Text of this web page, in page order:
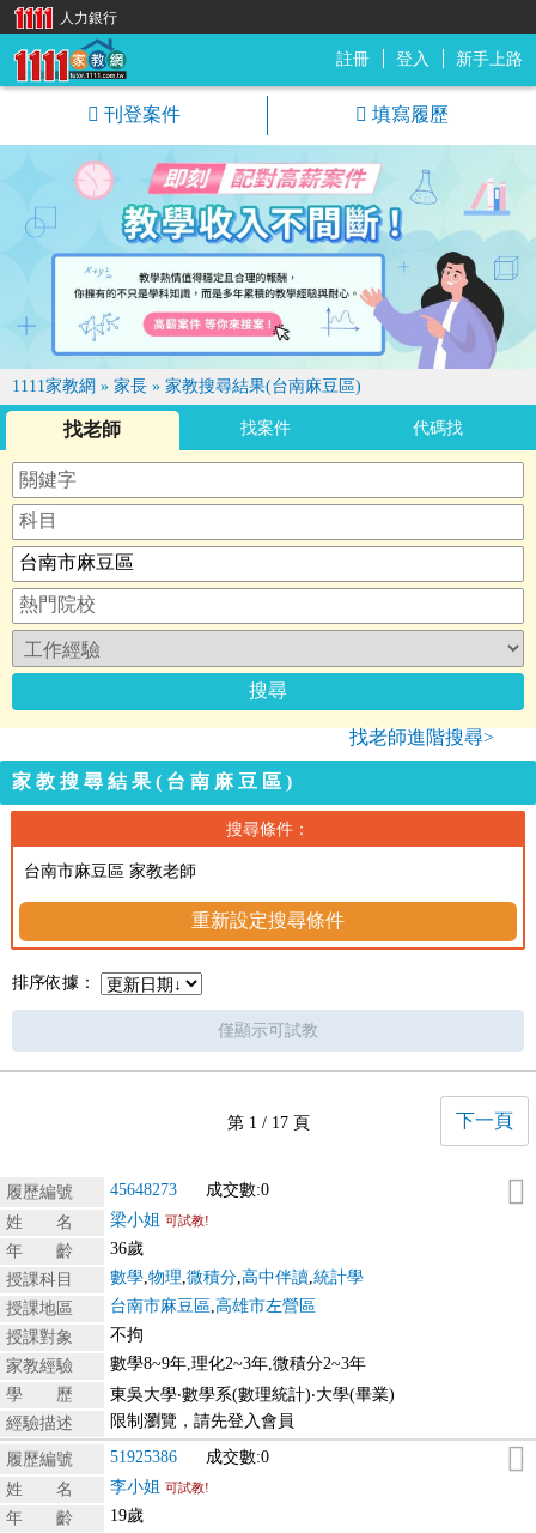
註冊 登入 新手上路
刊登案件 填寫履歷
1111家教網 » 家長 » 家教搜尋結果(台南麻豆區)
找老師 找案件 代碼找
找老師進階搜尋>
家教搜尋結果(台南麻豆區)
搜尋條件：
台南市麻豆區 家教老師
重新設定搜尋條件
排序依據：
僅顯示可試教
第 1 / 17 頁 下一頁
履歷編號 45648273
成交數:0
姓 名
梁小姐 可試教!
年 齡
36歲
授課科目
數學 物理 微積分 高中伴讀 統計學
授課地區
台南市麻豆區 高雄市左營區
授課對象
不拘
家教經驗
數學8~9年,理化2~3年,微積分2~3年
學 歷
東吳大學‧數學系(數理統計)‧大學(畢業)
經驗描述
限制瀏覽，請先登入會員
履歷編號 51925386
成交數:0
姓 名
李小姐 可試教!
年 齡
19歲
人力銀行